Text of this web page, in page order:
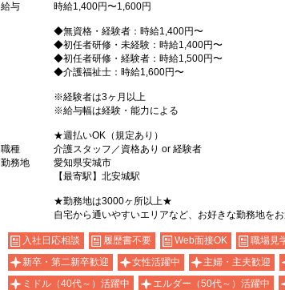
給与 時給1,400円〜1,600円
◆無資格・経験者：時給1,400円〜
◆初任者研修・未経験：時給1,400円〜
◆初任者研修・経験者：時給1,500円〜
◆介護福祉士：時給1,600円〜
※経験者は3ヶ月以上
※給与幅は経験・能力による
★週払いOK（規定あり）
職種
介護スタッフ／資格あり or 経験者
勤務地
愛知県安城市
【最寄駅】北安城駅
★勤務地は3000ヶ所以上★
自宅から通いやすいエリアなど、お好きな勤務地をお
入社日応相談 履歴書不要 Web面接OK 職場見
新卒・第二新卒歓迎
女性活躍中 主婦・主夫歓迎
ミドル（40代～）活躍中
エルダー（50代～）活躍中